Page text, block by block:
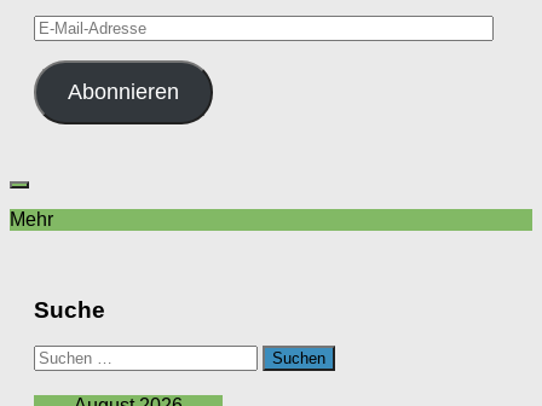
E-
Mail-
Adresse
Abonnieren
Mehr
Suche
Suchen
nach: